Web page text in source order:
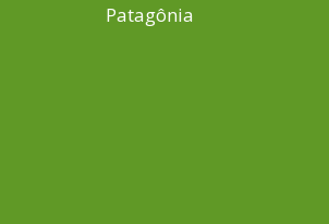
Patagônia